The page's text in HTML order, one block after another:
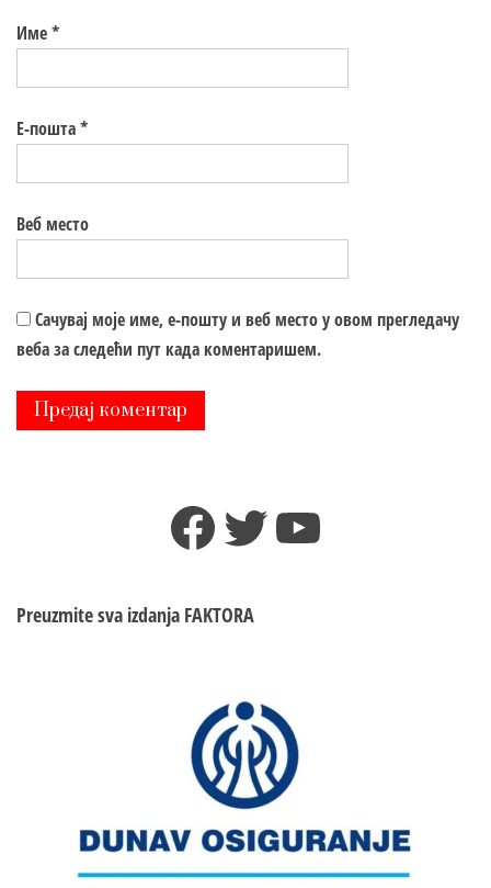
Име*
Е-пошта*
Веб место
Сачувај моје име, е-пошту и веб место у овом прегледачу
веба за следећи пут када коментаришем.
Facebook
TwitterYouTube
Preuzmite sva izdanja FAKTORA